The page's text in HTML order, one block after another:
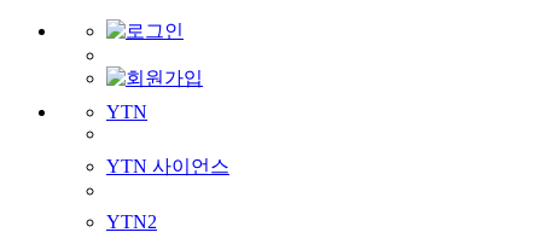
YTN
YTN 사이언스
YTN2